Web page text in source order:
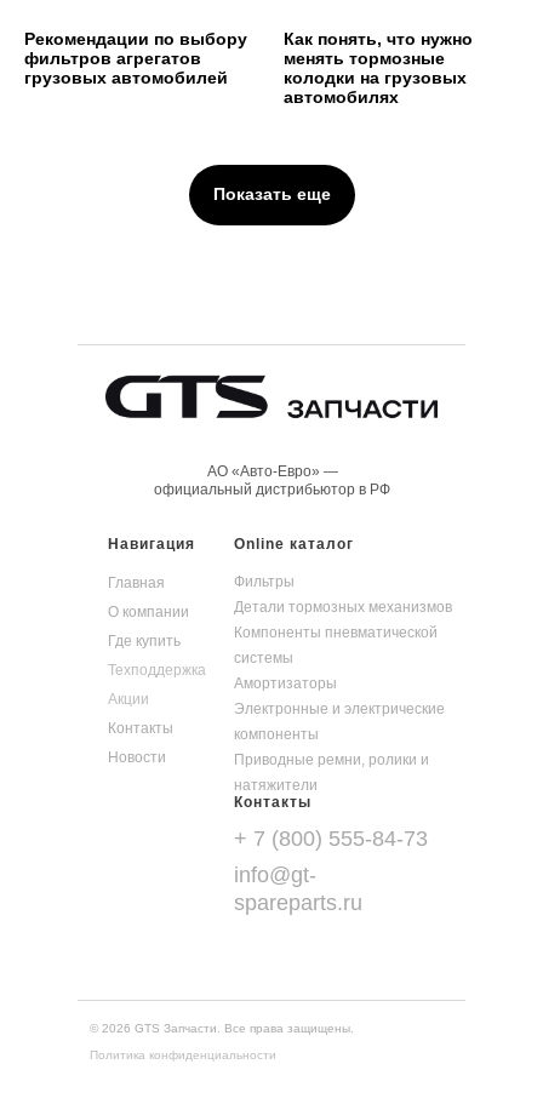
Рекомендации по выбору
фильтров агрегатов
грузовых автомобилей
Как понять, что нужно
менять тормозные
колодки на грузовых
автомобилях
Показать еще
Online каталог
Навигация
Главная
О компании
Где купить
Техподдержка
Акции
Контакты
Новости
Фильтры
Детали тормозных механизмов
Компоненты пневматической
системы
Амортизаторы
Электронные и электрические
компоненты
Приводные ремни, ролики и
натяжители
АО «Авто-Евро» —
официальный дистрибьютор в РФ
Контакты
+ 7 (800) 555-84-73
info@gt-
spareparts.ru
Политика конфиденциальности
© 2026 GTS Запчасти. Все права защищены.